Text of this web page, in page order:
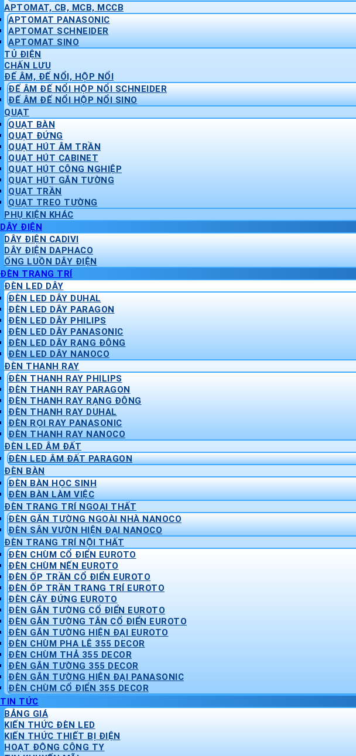
APTOMAT, CB, MCB, MCCB
APTOMAT PANASONIC
APTOMAT SCHNEIDER
APTOMAT SINO
TỦ ĐIỆN
CHẤN LƯU
ĐẾ ÂM, ĐẾ NỔI, HỘP NỔI
ĐẾ ÂM ĐẾ NỔI HỘP NỔI SCHNEIDER
ĐẾ ÂM ĐẾ NỔI HỘP NỔI SINO
QUẠT
QUẠT BÀN
QUẠT ĐỨNG
QUẠT HÚT ÂM TRẦN
QUẠT HÚT CABINET
QUẠT HÚT CÔNG NGHIỆP
QUẠT HÚT GẮN TƯỜNG
QUẠT TRẦN
QUẠT TREO TƯỜNG
PHỤ KIỆN KHÁC
DÂY ĐIỆN
DÂY ĐIỆN CADIVI
DÂY ĐIỆN DAPHACO
ỐNG LUỒN DÂY ĐIỆN
ĐÈN TRANG TRÍ
ĐÈN LED DÂY
ĐÈN LED DÂY DUHAL
ĐÈN LED DÂY PARAGON
ĐÈN LED DÂY PHILIPS
ĐÈN LED DÂY PANASONIC
ĐÈN LED DÂY RẠNG ĐÔNG
ĐÈN LED DÂY NANOCO
ĐÈN THANH RAY
ĐÈN THANH RAY PHILIPS
ĐÈN THANH RAY PARAGON
ĐÈN THANH RAY RẠNG ĐÔNG
ĐÈN THANH RAY DUHAL
ĐÈN RỌI RAY PANASONIC
ĐÈN THANH RAY NANOCO
ĐÈN LED ÂM ĐẤT
ĐÈN LED ÂM ĐẤT PARAGON
ĐÈN BÀN
ĐÈN BÀN HỌC SINH
ĐÈN BÀN LÀM VIỆC
ĐÈN TRANG TRÍ NGOẠI THẤT
ĐÈN GẮN TƯỜNG NGOÀI NHÀ NANOCO
ĐÈN SÂN VƯỜN HIỆN ĐẠI NANOCO
ĐÈN TRANG TRÍ NỘI THẤT
ĐÈN CHÙM CỔ ĐIỂN EUROTO
ĐÈN CHÙM NẾN EUROTO
ĐÈN ỐP TRẦN CỔ ĐIỂN EUROTO
ĐÈN ỐP TRẦN TRANG TRÍ EUROTO
ĐÈN CÂY ĐỨNG EUROTO
ĐÈN GẮN TƯỜNG CỔ ĐIỂN EUROTO
ĐÈN GẮN TƯỜNG TÂN CỔ ĐIỂN EUROTO
ĐÈN GẮN TƯỜNG HIỆN ĐẠI EUROTO
ĐÈN CHÙM PHA LÊ 355 DECOR
ĐÈN CHÙM THẢ 355 DECOR
ĐÈN GẮN TƯỜNG 355 DECOR
ĐÈN GẮN TƯỜNG HIỆN ĐẠI PANASONIC
ĐÈN CHÙM CỔ ĐIỂN 355 DECOR
TIN TỨC
BẢNG GIÁ
KIẾN THỨC ĐÈN LED
KIẾN THỨC THIẾT BỊ ĐIỆN
HOẠT ĐỘNG CÔNG TY